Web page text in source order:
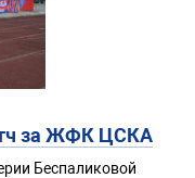
за ЖФК ЦСКА
Беспаликовой